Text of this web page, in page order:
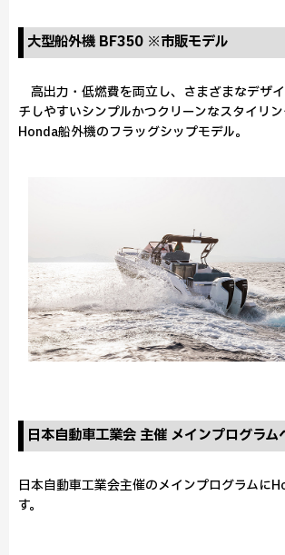
大型船外機 BF350 ※市販モデル
高出力・低燃費を両立し、さまざまなデザ
チしやすいシンプルかつクリーンなスタイリ
Honda船外機のフラッグシップモデル。
日本自動車工業会 主催 メインプログラム
日本自動車工業会主催のメインプログラムに
す。